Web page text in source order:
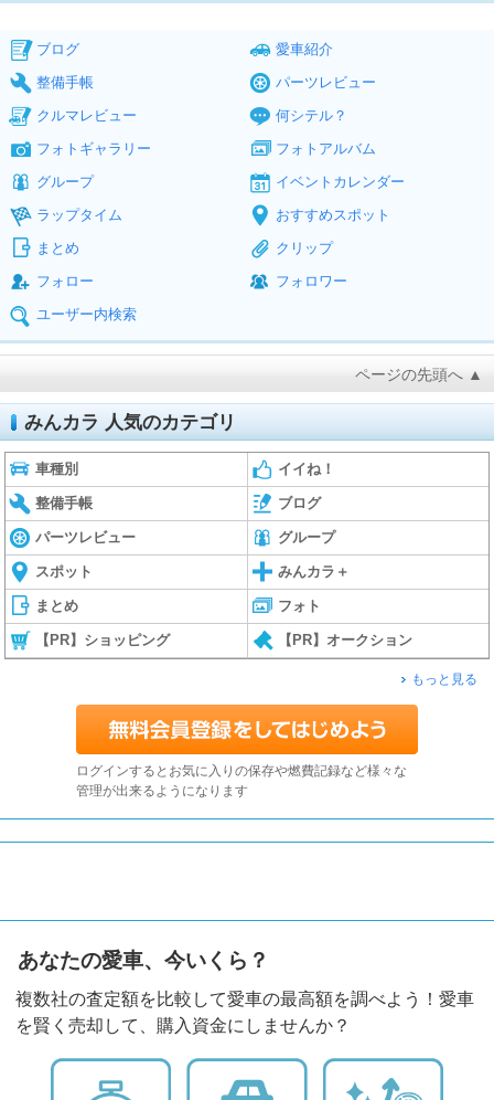
ブログ
愛車紹介
整備手帳
パーツレビュー
クルマレビュー
何シテル？
フォトギャラリー
フォトアルバム
グループ
イベントカレンダー
ラップタイム
おすすめスポット
まとめ
クリップ
フォロー
フォロワー
ユーザー内検索
ページの先頭へ ▲
みんカラ 人気のカテゴリ
車種別 イイね！
整備手帳 ブログ
パーツレビュー グループ
スポット みんカラ＋
まとめ フォト
【PR】ショッピング 【PR】オークション
もっと見る
ログインするとお気に入りの保存や燃費記録など様々な
管理が出来るようになります
あなたの愛車、今いくら？
複数社の査定額を比較して愛車の最高額を調べよう！愛車
を賢く売却して、購入資金にしませんか？